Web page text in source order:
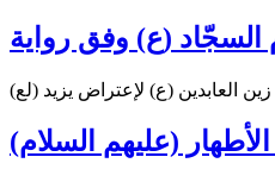
السجّاد (ع) وفق رواية
العابدين (ع) لإعتراض يزيد (لع)
(عليهم السلام)